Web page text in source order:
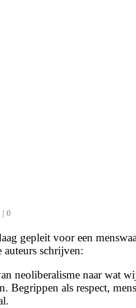
0
gepleit voor een
auteurs schrijven:
neoliberalisme naar wat
Begrippen als respect,